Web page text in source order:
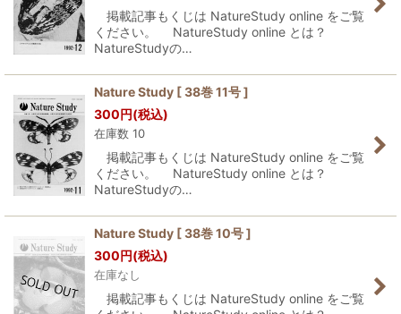
絞り込む
掲載記事もくじは NatureStudy online をご覧
ください。 NatureStudy online とは？
NatureStudyの…
Nature Study [ 38巻 11号 ]
300円(税込)
在庫数 10
掲載記事もくじは NatureStudy online をご覧
ください。 NatureStudy online とは？
NatureStudyの…
Nature Study [ 38巻 10号 ]
300円(税込)
在庫なし
掲載記事もくじは NatureStudy online をご覧